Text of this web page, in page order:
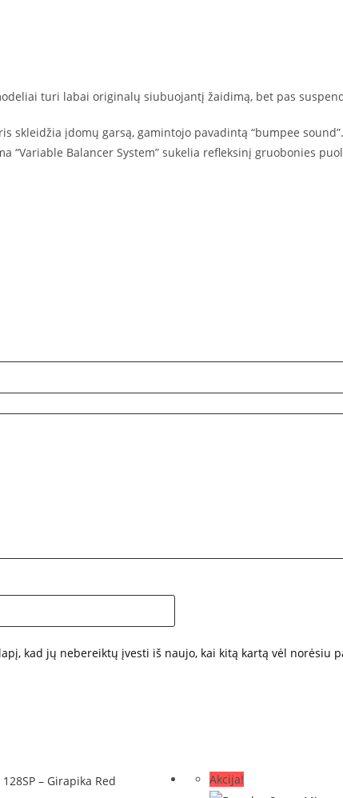
turi labai originalų siubuojantį žaidimą, bet pas
skleidžia įdomų garsą, gamintojo pavadintą “bumpee
Balancer System” sukelia refleksinį gruobonies
kad jų nebereiktų įvesti iš naujo, kai kitą kartą vėl norėsiu
Akcija!